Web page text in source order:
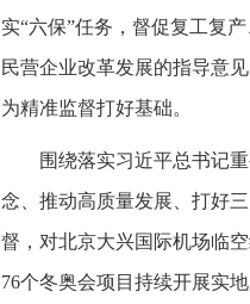
实“六保”任务，督促复工复
民营企业改革发展的指导意
为精准监督打好基础。
围绕落实习近平总书记
念、推动高质量发展、打好
督，对北京大兴国际机场临
76个冬奥会项目持续开展实